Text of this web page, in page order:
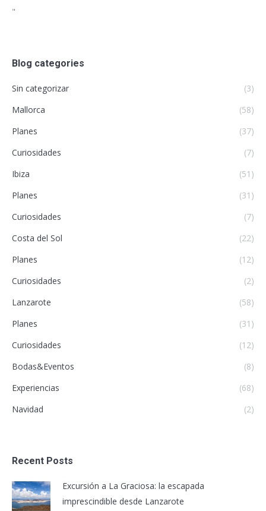
"
Blog categories
Sin categorizar
(3)
Mallorca
(58)
Planes
(37)
Curiosidades
(7)
Ibiza
(51)
Planes
(31)
Curiosidades
(7)
Costa del Sol
(22)
Planes
(12)
Curiosidades
(2)
Lanzarote
(58)
Planes
(31)
Curiosidades
(12)
Bodas&Eventos
(8)
Experiencias
(68)
Navidad
(2)
Recent Posts
Excursión a La Graciosa: la escapada
imprescindible desde Lanzarote